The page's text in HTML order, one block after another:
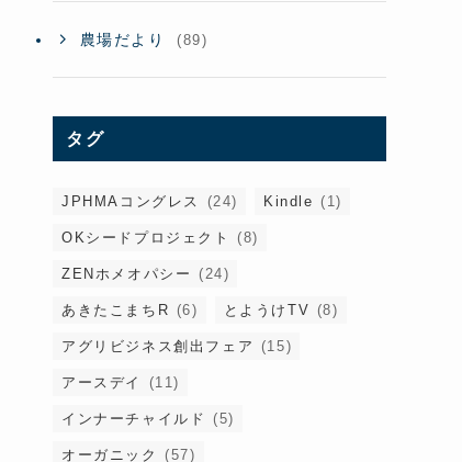
農場だより (89)
タグ
JPHMAコングレス (24) Kindle (1)
OKシードプロジェクト (8)
ZENホメオパシー (24)
あきたこまちR (6) とようけTV (8)
アグリビジネス創出フェア (15)
アースデイ (11)
インナーチャイルド (5)
オーガニック (57)